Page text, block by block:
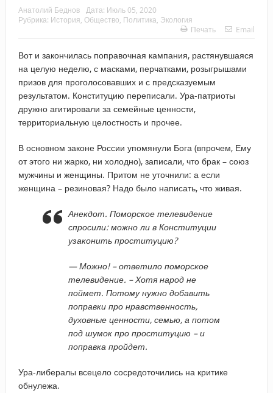
Анатолий Беднов Дата: Июль 05, 2020
Рубрика: История Общество Политика Экология
Печать
Email
Вот и закончилась поправочная кампания, растянувшаяся
на целую неделю, с масками, перчатками, розыгрышами
призов для проголосовавших и с предсказуемым
результатом. Конституцию переписали. Ура-патриоты
дружно агитировали за семейные ценности,
территориальную целостность и прочее.
В основном законе России упомянули Бога (впрочем, Ему
от этого ни жарко, ни холодно), записали, что брак – союз
мужчины и женщины. Притом не уточнили: а если
женщина – резиновая? Надо было написать, что живая.
Анекдот. Поморское телевидение
спросили: можно ли в Конституции
узаконить проституцию?
— Можно! – ответило поморское
телевидение. – Хотя народ не
поймет. Потому нужно добавить
поправки про нравственность,
духовные ценности, семью, а потом
под шумок про проституцию – и
поправка пройдет.
Ура-либералы всецело сосредоточились на критике
обнулежа.